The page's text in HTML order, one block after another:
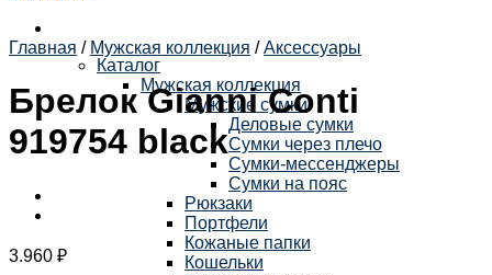
Каталог
Мужская коллекция
Мужские сумки
Деловые сумки
Сумки через плечо
Сумки-мессенджеры
Сумки на пояс
Рюкзаки
Портфели
Кожаные папки
Кошельки
Главная / Мужская коллекция / Аксессуары
Брелок Gianni Conti
919754 black
3.960 ₽